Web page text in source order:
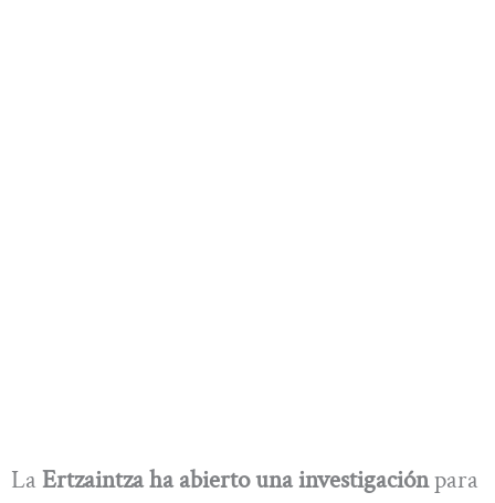
La Ertzaintza ha abierto una investigaciónpara